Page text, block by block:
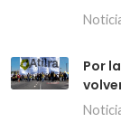
Por